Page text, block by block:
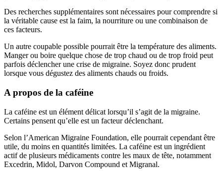
Des recherches supplémentaires sont nécessaires pour comprendre si
la véritable cause est la faim, la nourriture ou une combinaison de
ces facteurs.
Un autre coupable possible pourrait être la température des aliments.
Manger ou boire quelque chose de trop chaud ou de trop froid peut
parfois déclencher une crise de migraine. Soyez donc prudent
lorsque vous dégustez des aliments chauds ou froids.
A propos de la caféine
La caféine est un élément délicat lorsqu’il s’agit de la migraine.
Certains pensent qu’elle est un facteur déclenchant.
Selon l’American Migraine Foundation, elle pourrait cependant être
utile, du moins en quantités limitées. La caféine est un ingrédient
actif de plusieurs médicaments contre les maux de tête, notamment
Excedrin, Midol, Darvon Compound et Migranal.